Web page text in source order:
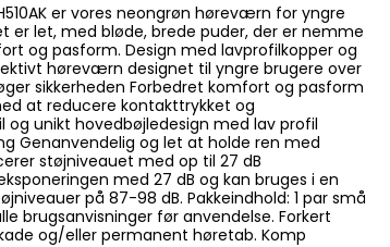
er vores neongrøn høreværn for yngre
er let, med bløde, brede puder, der er nemme
og pasform. Design med lavprofilkopper og
høreværn designet til yngre brugere over
sikkerheden Forbedret komfort og pasform
at reducere kontakttrykket og
unikt hovedbøjledesign med lav profil
Genanvendelig og let at holde ren med
støjniveauet med op til 27 dB
med 27 dB og kan bruges i en
på 87-98 dB. Pakkeindhold: 1 par små
brugsanvisninger før anvendelse. Forkert
og/eller permanent høretab. Komp